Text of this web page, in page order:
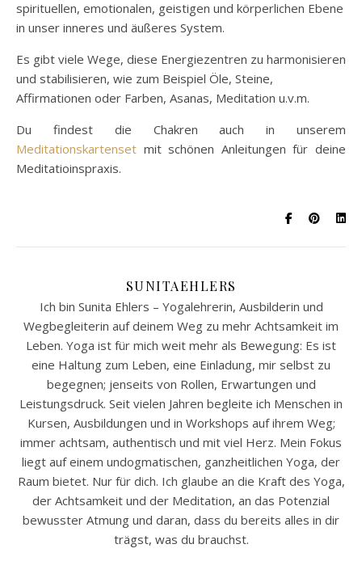
spirituellen, emotionalen, geistigen und körperlichen Ebene
in unser inneres und äußeres System.
Es gibt viele Wege, diese Energiezentren zu harmonisieren
und stabilisieren, wie zum Beispiel Öle, Steine,
Affirmationen oder Farben, Asanas, Meditation u.v.m.
Du findest die Chakren auch in unserem
Meditationskartenset mit schönen Anleitungen für deine
Meditatioinspraxis.
SUNITAEHLERS
Ich bin Sunita Ehlers – Yogalehrerin, Ausbilderin und
Wegbegleiterin auf deinem Weg zu mehr Achtsamkeit im
Leben. Yoga ist für mich weit mehr als Bewegung: Es ist
eine Haltung zum Leben, eine Einladung, mir selbst zu
begegnen; jenseits von Rollen, Erwartungen und
Leistungsdruck. Seit vielen Jahren begleite ich Menschen in
Kursen, Ausbildungen und in Workshops auf ihrem Weg;
immer achtsam, authentisch und mit viel Herz. Mein Fokus
liegt auf einem undogmatischen, ganzheitlichen Yoga, der
Raum bietet. Nur für dich. Ich glaube an die Kraft des Yoga,
der Achtsamkeit und der Meditation, an das Potenzial
bewusster Atmung und daran, dass du bereits alles in dir
trägst, was du brauchst.